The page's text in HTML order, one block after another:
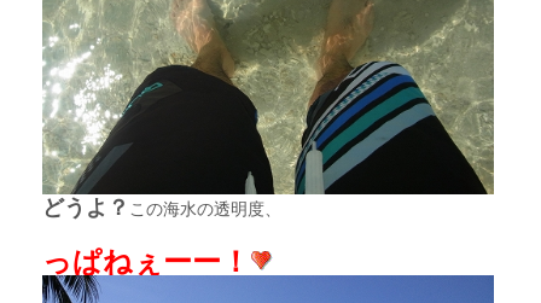
どうよ？ この海水の透明度、
っぱねぇーー！